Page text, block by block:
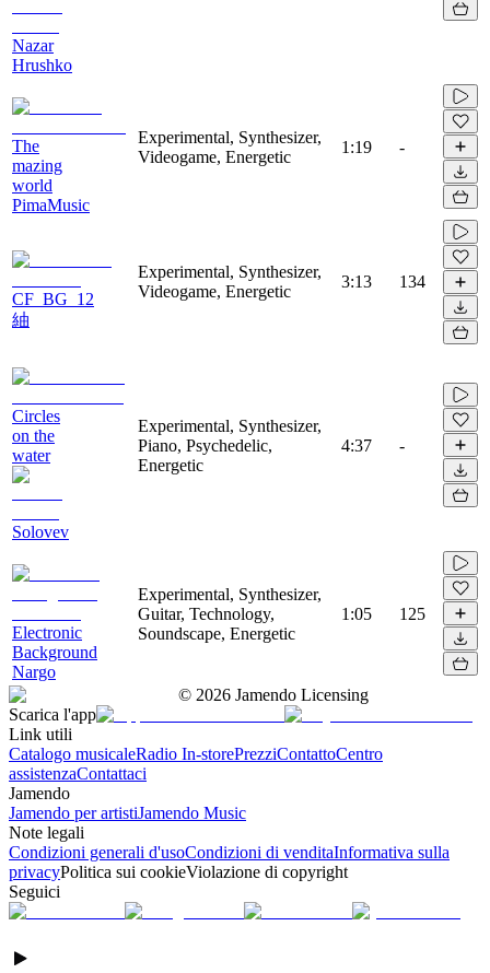
Nazar
Hrushko
The
mazing
world
PimaMusic
Experimental, Synthesizer,
Videogame, Energetic
1:19 -
CF_BG_12
紬
Experimental, Synthesizer,
Videogame, Energetic
3:13 134
Circles
on the
water
Solovev
Experimental, Synthesizer,
Piano, Psychedelic,
Energetic
4:37 -
Electronic
Background
Nargo
Experimental, Synthesizer,
Guitar, Technology,
Soundscape, Energetic
1:05 125
© 2026 Jamendo Licensing
Scarica l'app
Link utili
Catalogo musicaleRadio In-storePrezziContattoCentro
assistenzaContattaci
Jamendo
Jamendo per artistiJamendo Music
Note legali
Condizioni generali d'usoCondizioni di venditaInformativa sulla
privacyPolitica sui cookieViolazione di copyright
Seguici